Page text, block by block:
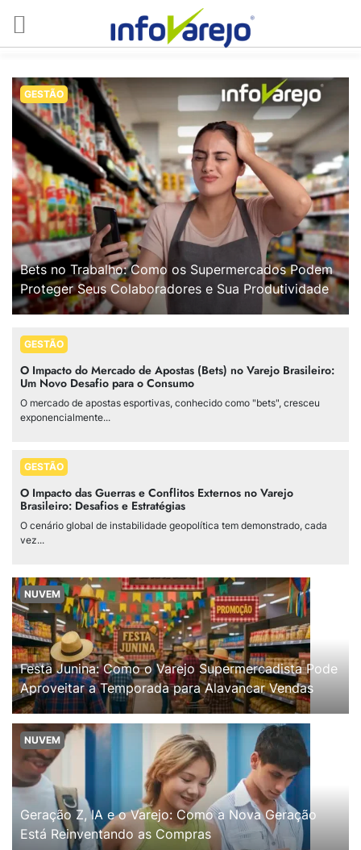
GESTÃO
Bets no Trabalho: Como os Supermercados Podem
Proteger Seus Colaboradores e Sua Produtividade
GESTÃO
O Impacto do Mercado de Apostas (Bets) no Varejo Brasileiro:
Um Novo Desafio para o Consumo
O mercado de apostas esportivas, conhecido como "bets", cresceu
exponencialmente...
GESTÃO
O Impacto das Guerras e Conflitos Externos no Varejo
Brasileiro: Desafios e Estratégias
O cenário global de instabilidade geopolítica tem demonstrado, cada
vez...
NUVEM
Festa Junina: Como o Varejo Supermercadista Pode
Aproveitar a Temporada para Alavancar Vendas
NUVEM
Geração Z, IA e o Varejo: Como a Nova Geração
Está Reinventando as Compras